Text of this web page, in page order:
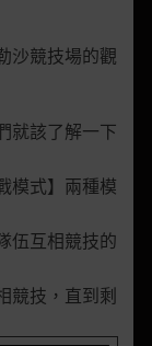
沙競技場的觀
就該了解一下
模式】兩種模
伍互相競技的
競技，直到剩